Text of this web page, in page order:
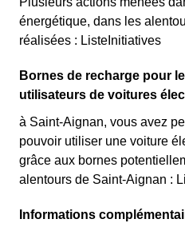
énergétique, dans les
réalisées : ListeInitiatives
Bornes de recharge pour
utilisateurs de voitures
à Saint-Aignan, vous avez
pouvoir utiliser une voiture
grâce aux bornes
alentours de Saint-Aignan :
Informations